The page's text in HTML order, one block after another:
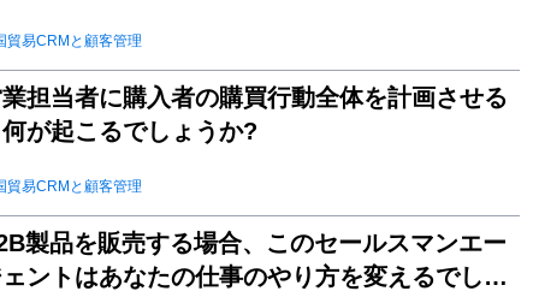
貿易CRMと顧客管理
担当者に購入者の購買行動全体を計画させる
が起こるでしょうか?
貿易CRMと顧客管理
製品を販売する場合、このセールスマンエー
ントはあなたの仕事のやり方を変えるでしょ